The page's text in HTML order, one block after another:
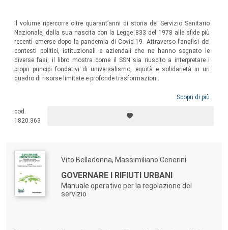
Il volume ripercorre oltre quarant’anni di storia del Servizio Sanitario
Nazionale, dalla sua nascita con la Legge 833 del 1978 alle sfide più
recenti emerse dopo la pandemia di Covid-19. Attraverso l’analisi dei
contesti politici, istituzionali e aziendali che ne hanno segnato le
diverse fasi, il libro mostra come il SSN sia riuscito a interpretare i
propri principi fondativi di universalismo, equità e solidarietà in un
quadro di risorse limitate e profonde trasformazioni.
Scopri di più
cod.
1820.363
Vito Belladonna, Massimiliano Cenerini
GOVERNARE I RIFIUTI URBANI
Manuale operativo per la regolazione del
servizio